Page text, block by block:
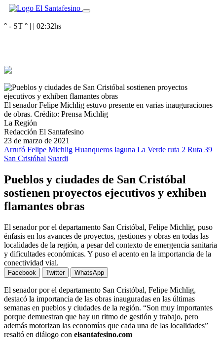
° - ST ° | | 02:32hs
El senador Felipe Michlig estuvo presente en varias inauguraciones
de obras. Crédito: Prensa Michlig
La Región
Redacción El Santafesino
23 de marzo de 2021
Arrufó Felipe Michlig Huanqueros laguna La Verde ruta 2 Ruta 39
San Cristóbal Suardi
Pueblos y ciudades de San Cristóbal
sostienen proyectos ejecutivos y exhiben
flamantes obras
El senador por el departamento San Cristóbal, Felipe Michlig, puso
énfasis en los avances de proyectos, gestiones y obras en todas las
localidades de la región, a pesar del contexto de emergencia sanitaria
y dificultades económicas. Y puso el acento en la importancia de la
conectividad vial.
Facebook Twitter WhatsApp
El senador por el departamento San Cristóbal, Felipe Michlig,
destacó la importancia de las obras inauguradas en las últimas
semanas en pueblos y ciudades de la región. “Son muy importantes
porque demuestran que hay un ritmo de gestión y trabajo, pero
además motorizan las economías que cada una de las localidades”
resaltó en diálogo con elsantafesino.com